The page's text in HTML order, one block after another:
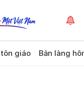
giáo Bản làng